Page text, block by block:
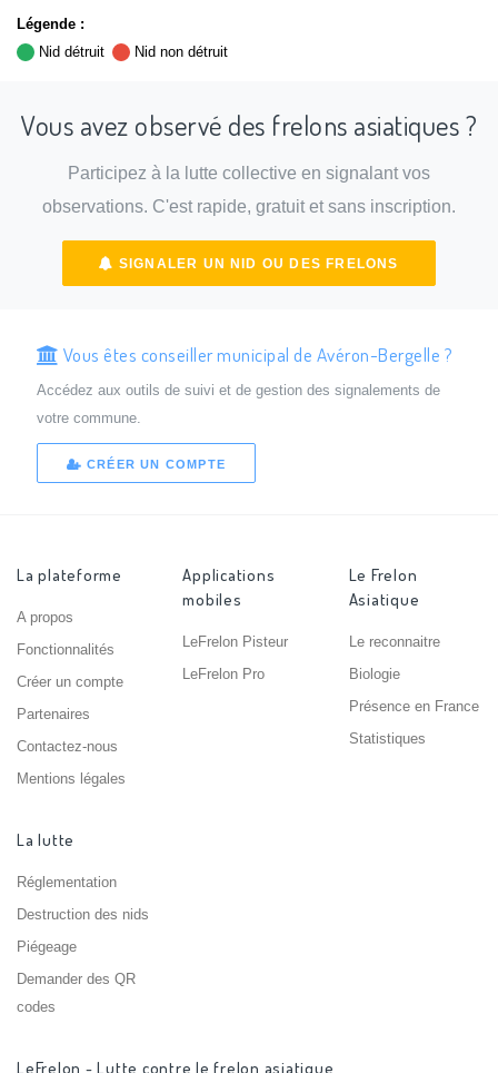
Légende :
Nid détruit
Nid non détruit
Vous avez observé des frelons asiatiques ?
Participez à la lutte collective en signalant vos
observations. C'est rapide, gratuit et sans inscription.
SIGNALER UN NID OU DES FRELONS
Vous êtes conseiller municipal de Avéron-Bergelle ?
Accédez aux outils de suivi et de gestion des signalements de
votre commune.
CRÉER UN COMPTE
La plateforme
A propos
Fonctionnalités
Créer un compte
Partenaires
Contactez-nous
Mentions légales
Applications
mobiles
LeFrelon Pisteur
LeFrelon Pro
Le Frelon
Asiatique
Le reconnaitre
Biologie
Présence en France
Statistiques
La lutte
Réglementation
Destruction des nids
Piégeage
Demander des QR
codes
LeFrelon - Lutte contre le frelon asiatique